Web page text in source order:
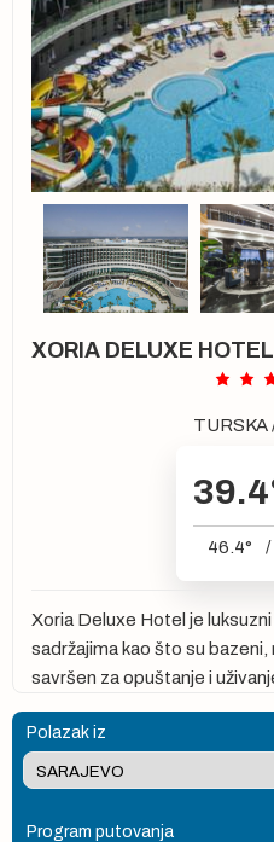
XORIA DELUXE HOTEL
TURSKA
39.4
46.4° /
Xoria Deluxe Hotel je
sadržajima kao što su
savršen za opuštanje i
Polazak iz
Program putovanja